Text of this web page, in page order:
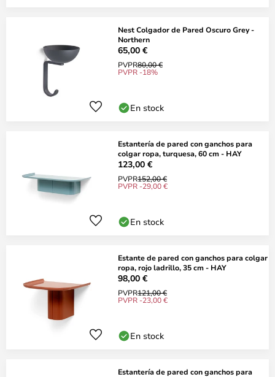
Nest Colgador de Pared Oscuro Grey -
Northern
65,00 €
PVPR80,00 €
PVPR -18%
En stock
Estantería de pared con ganchos para
colgar ropa, turquesa, 60 cm - HAY
123,00 €
PVPR152,00 €
PVPR -29,00 €
En stock
Estante de pared con ganchos para colgar
ropa, rojo ladrillo, 35 cm - HAY
98,00 €
PVPR121,00 €
PVPR -23,00 €
En stock
Estantería de pared con ganchos para